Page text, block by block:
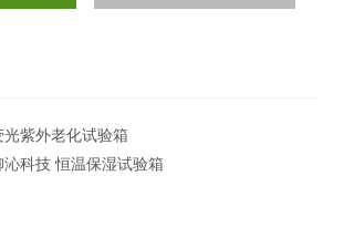
光紫外老化试验箱
沁科技 恒温保湿试验箱